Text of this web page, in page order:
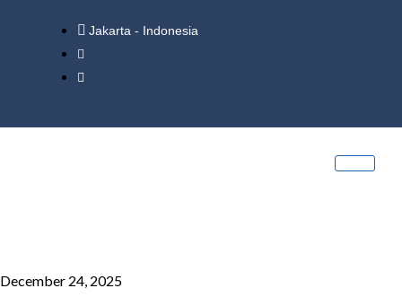
Jakarta - Indonesia
December 24, 2025